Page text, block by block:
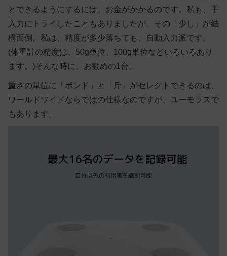
とできるようにするには、お金がかかるのです。私も、手
入力にトライしたこともありましたが、その「少し」が結
構面倒。私は、精度が多少落ちても、自動入力派です。
(体重計の精度は、50g単位、100g単位などいろいろあり
ます。)そんな時に、お勧めの1台。
重さの単位に「ポンド」と「斤」がセレクトできるのは、
ワールドワイドならではの仕様なのですが、ユーモラスで
もあります。